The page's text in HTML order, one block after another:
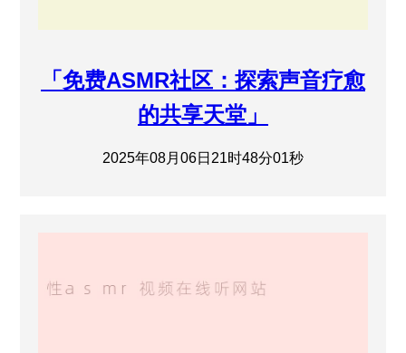
「免费ASMR社区：探索声音疗愈
的共享天堂」
2025年08月06日21时48分01秒